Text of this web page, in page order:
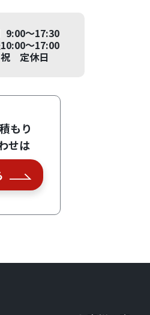
9:00～17:30
～17:00
祝 定休日
もり
せは